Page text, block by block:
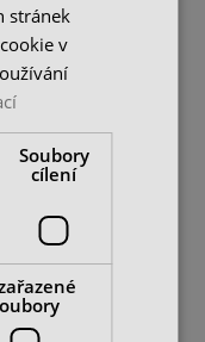
OBCHODNÍ
ŘÁD
OSOBNÍCH
O COOKIES
stránek
v
Soubory
cílení